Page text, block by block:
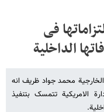
فی
الداخلیة
الخارجیة محمد جواد ظریف انه
الامریکیة تتمسک بتنفیذ